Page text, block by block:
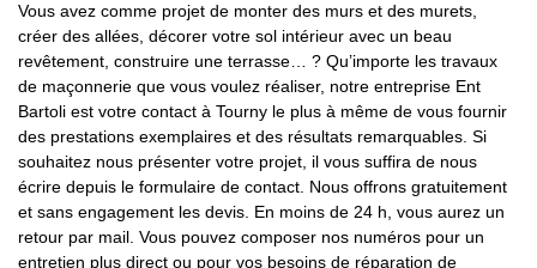
Vous avez comme projet de monter des murs et des murets,
créer des allées, décorer votre sol intérieur avec un beau
revêtement, construire une terrasse… ? Qu’importe les travaux
de maçonnerie que vous voulez réaliser, notre entreprise Ent
Bartoli est votre contact à Tourny le plus à même de vous fournir
des prestations exemplaires et des résultats remarquables. Si
souhaitez nous présenter votre projet, il vous suffira de nous
écrire depuis le formulaire de contact. Nous offrons gratuitement
et sans engagement les devis. En moins de 24 h, vous aurez un
retour par mail. Vous pouvez composer nos numéros pour un
entretien plus direct ou pour vos besoins de réparation de